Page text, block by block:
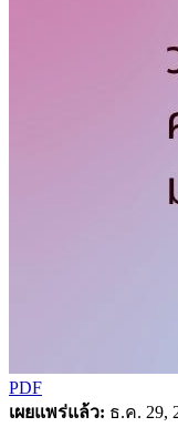
PDF
เผยแพร่แล้ว: ธ.ค. 29,